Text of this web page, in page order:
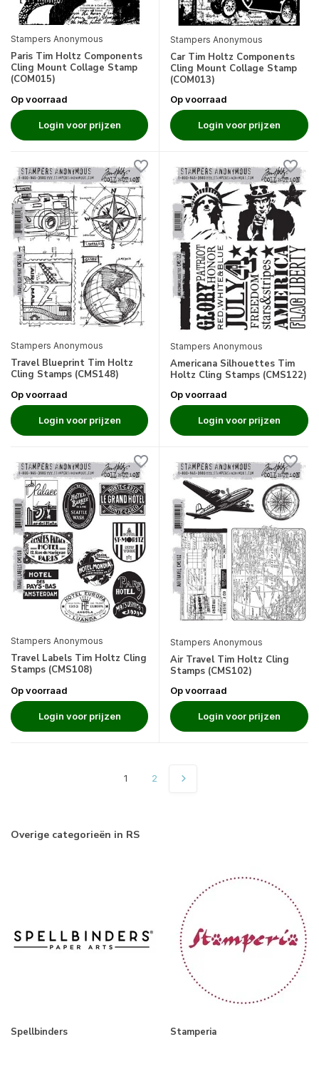
Stampers Anonymous
Paris Tim Holtz Components
Cling Mount Collage Stamp
(COM015)
Op voorraad
Login voor prijzen
Stampers Anonymous
Car Tim Holtz Components
Cling Mount Collage Stamp
(COM013)
Op voorraad
Login voor prijzen
Stampers Anonymous
Travel Blueprint Tim Holtz
Cling Stamps (CMS148)
Op voorraad
Login voor prijzen
Stampers Anonymous
Americana Silhouettes Tim
Holtz Cling Stamps (CMS122)
Op voorraad
Login voor prijzen
Stampers Anonymous
Travel Labels Tim Holtz Cling
Stamps (CMS108)
Op voorraad
Login voor prijzen
Stampers Anonymous
Air Travel Tim Holtz Cling
Stamps (CMS102)
Op voorraad
Login voor prijzen
1 2
Overige categorieën in RS
Spellbinders Stamperia